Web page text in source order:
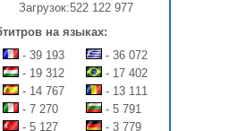
Загрузок:522 122 977
на языках:
- 39 193
- 36 072
- 19 312
- 17 402
- 14 767
- 13 111
- 7 270
- 5 791
- 5 127 - 3 779